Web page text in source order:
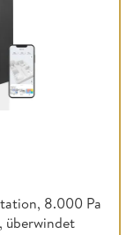
8.000 Pa
überwindet